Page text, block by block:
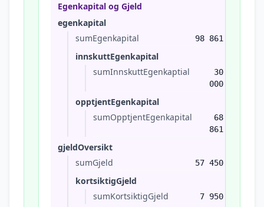
Egenkapital og Gjeld
egenkapital
sumEgenkapital
98 861
innskuttEgenkapital
sumInnskuttEgenkaptial
30
000
opptjentEgenkapital
sumOpptjentEgenkapital
68
861
gjeldOversikt
sumGjeld
57 450
kortsiktigGjeld
sumKortsiktigGjeld
7 950